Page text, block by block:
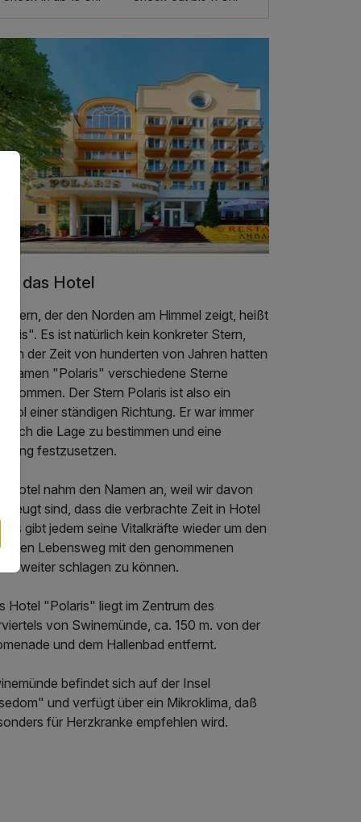
das Hotel
Stern, der den Norden am Himmel zeigt, heißt
Es ist natürlich kein konkreter Stern,
in der Zeit von hunderten von Jahren hatten
Namen "Polaris" verschiedene Sterne
Der Stern Polaris ist also ein
einer ständigen Richtung. Er war immer
die Lage zu bestimmen und eine
festzusetzen.
Hotel nahm den Namen an, weil wir davon
sind, dass die verbrachte Zeit in Hotel
gibt jedem seine Vitalkräfte wieder um den
Lebensweg mit den genommenen
weiter schlagen zu können.
Hotel "Polaris" liegt im Zentrum des
von Swinemünde, ca. 150 m. von der
und dem Hallenbad entfernt.
befindet sich auf der Insel
und verfügt über ein Mikroklima, daß
für Herzkranke empfehlen wird.